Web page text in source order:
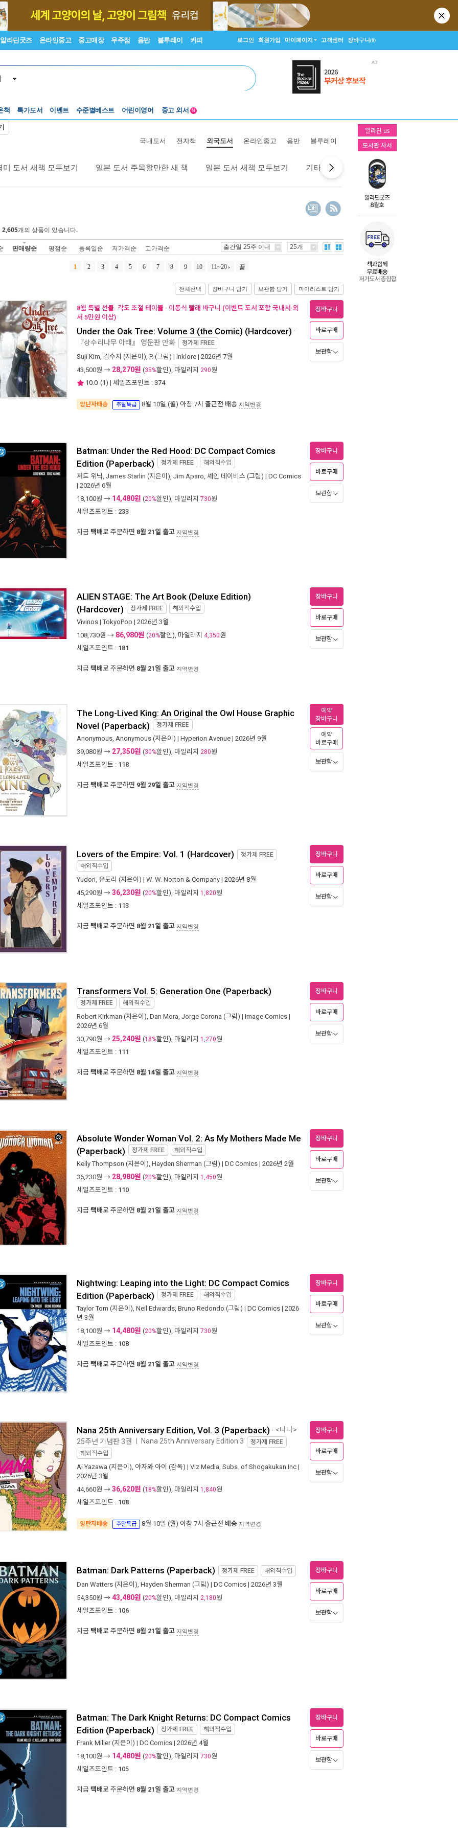
알라딘굿즈 온라인중고 중고매장 우주점 음반 블루레이 커피 로그인 회원가입 마이페이지 고객센터 장바구니(0)
책 특가도서 이벤트
수준별베스트
어린이영어
중고 외서
N
알라딘 us
도서관 사서
국내도서 전자책 외국도서 온라인중고 음반 블루레이
미 도서 새책 모두보기 일본 도서 주목할만한 새 책 일본 도서 새책 모두보기 기타 국가 새책 모두보기
2,605개의 상품이 있습니다.
판매량순 평점순 등록일순 저가격순 고가격순 출간일 25주 이내 25개
1 2 3 4 5 6 7 8 9 10 11~20 끝
전체선택 장바구니 담기 보관함 담기 마이리스트 담기
8월 특별 선물. 각도 조절 테이블 · 이동식 빨래 바구니 (이벤트 도서 포함 국내서·외
서 5만원 이상)
Under the Oak Tree: Volume 3 (the Comic) (Hardcover) -
『상수리나무 아래』 영문판 만화 정가제 FREE
Suji Kim, 김수지 (지은이), P. (그림) | Inklore | 2026년 7월
43,500원 → 28,270원 (35%할인), 마일리지 290원
10.0 (1) | 세일즈포인트 : 374
양탄자배송 주말특급 8월 10일 (월) 아침 7시 출근전 배송 지역변경
장바구니
바로구매
보관함
Batman: Under the Red Hood: DC Compact Comics
Edition (Paperback) 정가제 FREE 해외직수입
저드 위닉, James Starlin (지은이), Jim Aparo, 셰인 데이비스 (그림) | DC Comics
| 2026년 6월
18,100원 → 14,480원 (20%할인), 마일리지 730원
세일즈포인트 : 233
지금 택배로 주문하면 8월 21일 출고 지역변경
장바구니
바로구매
보관함
ALIEN STAGE: The Art Book (Deluxe Edition)
(Hardcover) 정가제 FREE 해외직수입
Vivinos |TokyoPop | 2026년 3월
108,730원 → 86,980원 (20%할인), 마일리지 4,350원
세일즈포인트 : 181
지금 택배로 주문하면 8월 21일 출고 지역변경
장바구니
바로구매
보관함
The Long-Lived King: An Original the Owl House Graphic
Novel (Paperback) 정가제 FREE
Anonymous, Anonymous (지은이) | Hyperion Avenue | 2026년 9월
39,080원 → 27,350원 (30%할인), 마일리지 280원
세일즈포인트 : 118
지금 택배로 주문하면 9월 29일 출고 지역변경
예약
장바구니
예약
바로구매
보관함
Lovers of the Empire: Vol. 1 (Hardcover) 정가제 FREE
해외직수입
Yudori, 유도리 (지은이) | W. W. Norton & Company | 2026년 8월
45,290원 → 36,230원 (20%할인), 마일리지 1,820원
세일즈포인트 : 113
지금 택배로 주문하면 8월 21일 출고 지역변경
장바구니
바로구매
보관함
Transformers Vol. 5: Generation One (Paperback)
정가제 FREE 해외직수입
Robert Kirkman (지은이), Dan Mora, Jorge Corona (그림) | Image Comics |
2026년 6월
30,790원 → 25,240원 (18%할인), 마일리지 1,270원
세일즈포인트 : 111
지금 택배로 주문하면 8월 14일 출고 지역변경
장바구니
바로구매
보관함
Absolute Wonder Woman Vol. 2: As My Mothers Made Me
(Paperback) 정가제 FREE 해외직수입
Kelly Thompson (지은이), Hayden Sherman (그림) | DC Comics | 2026년 2월
36,230원 → 28,980원 (20%할인), 마일리지 1,450원
세일즈포인트 : 110
지금 택배로 주문하면 8월 21일 출고 지역변경
장바구니
바로구매
보관함
Nightwing: Leaping into the Light: DC Compact Comics
Edition (Paperback) 정가제 FREE 해외직수입
Taylor Tom (지은이), Neil Edwards, Bruno Redondo (그림) | DC Comics | 2026
년 3월
18,100원 → 14,480원 (20%할인), 마일리지 730원
세일즈포인트 : 108
지금 택배로 주문하면 8월 21일 출고 지역변경
장바구니
바로구매
보관함
Nana 25th Anniversary Edition, Vol. 3 (Paperback) - <나나>
25주년 기념판 3권 Nana 25th Anniversary Edition 3 정가제
FREE
해외직수입
Ai Yazawa (지은이), 야자와 아이 (감독) | Viz Media, Subs. of Shogakukan Inc |
2026년 3월
44,660원 → 36,620원 (18%할인), 마일리지 1,840원
세일즈포인트 : 108
양탄자배송 주말특급 8월 10일 (월) 아침 7시 출근전 배송 지역변경
장바구니
바로구매
보관함
Batman: Dark Patterns (Paperback) 정가제 FREE 해외직수입
Dan Watters (지은이), Hayden Sherman (그림) | DC Comics | 2026년 3월
54,350원 → 43,480원 (20%할인), 마일리지 2,180원
세일즈포인트 : 106
지금 택배로 주문하면 8월 21일 출고 지역변경
장바구니
바로구매
보관함
Batman: The Dark Knight Returns: DC Compact Comics
Edition (Paperback) 정가제 FREE 해외직수입
Frank Miller(지은이) | DC Comics | 2026년 4월
18,100원 → 14,480원 (20%할인), 마일리지 730원
세일즈포인트 : 105
지금 택배로 주문하면 8월 21일 출고 지역변경
장바구니
바로구매
보관함